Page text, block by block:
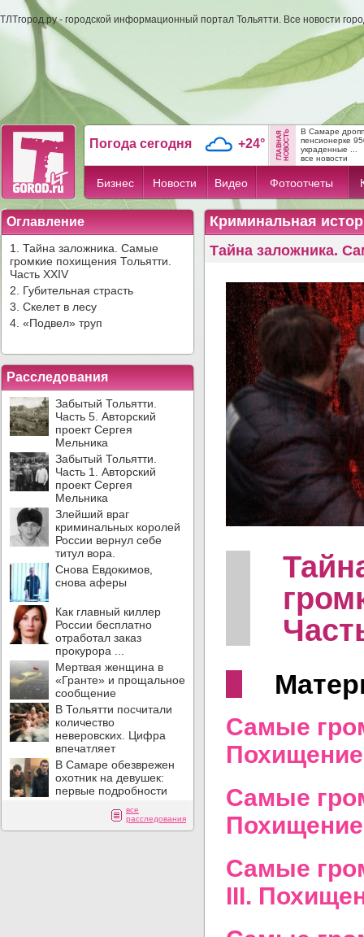
ТЛТгород.ру - городской информационный портал Тольятти. Все новости
Погода сегодня +24°
В Самаре
пенсионерке
украденные ...
все новости
Бизнес Новости Видео Фотоотчеты
Оглавление
1. Тайна заложника. Самые
громкие похищения Тольятти.
Часть XXIV
2. Губительная страсть
3. Скелет в лесу
4. «Подвел» труп
Расследования
Забытый Тольятти.
Часть 5. Авторский
проект Сергея
Мельника
Забытый Тольятти.
Часть 1. Авторский
проект Сергея
Мельника
Злейший враг
криминальных королей
России вернул себе
титул вора.
Снова Евдокимов,
снова аферы
Как главный киллер
России бесплатно
отработал заказ
прокурора ...
Мертвая женщина в
«Гранте» и прощальное
сообщение
В Тольятти посчитали
количество
неверовских. Цифра
впечатляет
В Самаре обезврежен
охотник на девушек:
первые подробности
все
расследования
Криминальная
Тайна заложника.
Самые
Самые
Самые
III.